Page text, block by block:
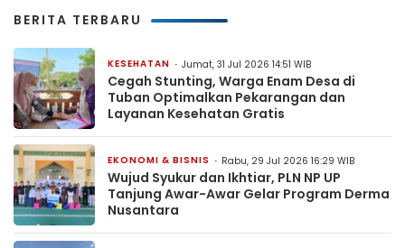
BERITA TERBARU
KESEHATAN Jumat, 31 Jul 2026 14:51 WIB
Cegah Stunting, Warga Enam Desa di
Tuban Optimalkan Pekarangan dan
Layanan Kesehatan Gratis
EKONOMI & BISNIS Rabu, 29 Jul 2026 16:29 WIB
Wujud Syukur dan Ikhtiar, PLN NP UP
Tanjung Awar-Awar Gelar Program Derma
Nusantara